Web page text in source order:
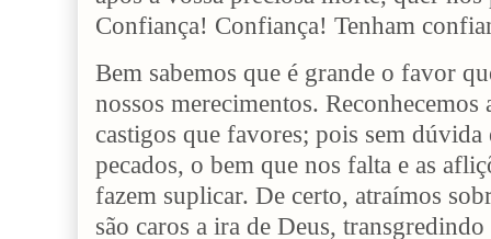
Confiança! Confiança! Tenham
Bem sabemos que é grande o favor
nossos merecimentos.
castigos que favores; pois sem dúvida
pecados, o bem que nos falta e as
fazem suplicar. De certo, atraímos
são caros a ira de Deus,